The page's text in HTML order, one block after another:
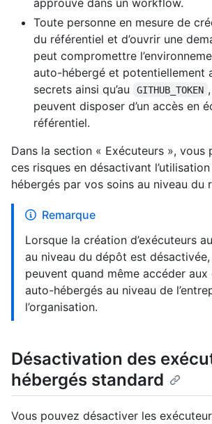
Toute personne en mesure de
du référentiel et d’ouvrir une
peut compromettre
auto-hébergé et potentiellement
secrets ainsi qu’au
GITHUB_TOKEN
peuvent disposer d’un accès en
référentiel.
Dans la section « Exécuteurs », vous
ces risques en désactivant
hébergés par vos soins au niveau du
Remarque
Lorsque la création d’exécuteurs
au niveau du dépôt est
peuvent quand même accéder aux
auto-hébergés au niveau de
l’organisation.
Désactivation des
hébergés standard
Vous pouvez désactiver les